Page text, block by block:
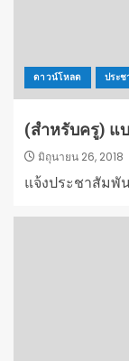
ดาวน์โหลด ประ
(สำหรับครู) แ
มิถุนายน 26, 2018
แจ้งประชาสัมพั